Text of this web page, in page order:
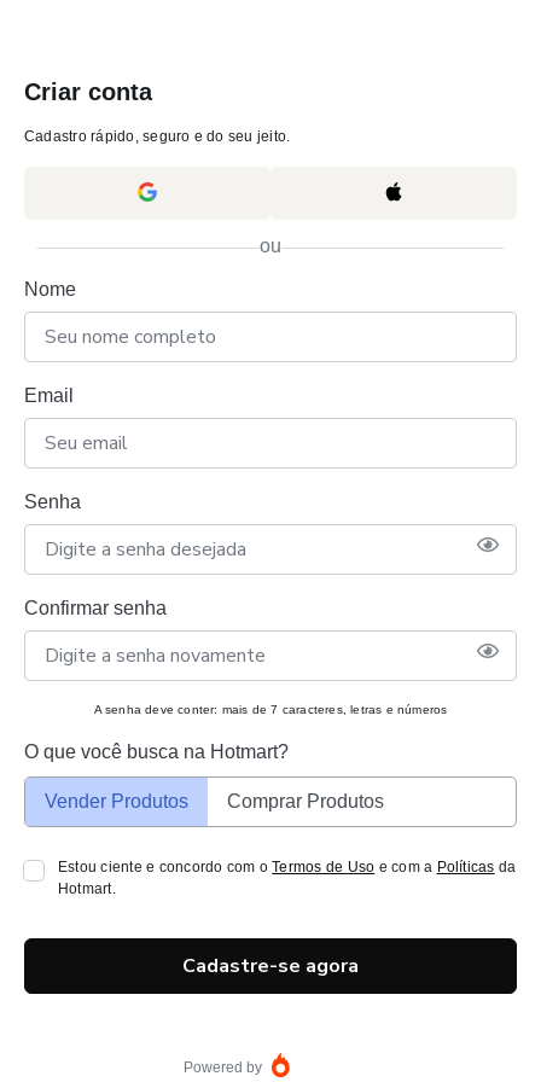
Criar conta
Cadastro rápido, seguro e do seu jeito.
ou
Nome
Email
Senha
Confirmar senha
A senha deve conter: mais de 7 caracteres, letras e números
O que você busca na Hotmart?
Vender Produtos Comprar Produtos
Estou ciente e concordo com oTermos de Uso e com a Políticas da
Hotmart.
Cadastre-se agora
Powered by